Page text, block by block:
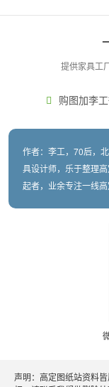
提供家具工
购图加李
作者：李工，70后，
具设计师，乐于整理
起者，业余专注一线
声明：高定图纸站资料